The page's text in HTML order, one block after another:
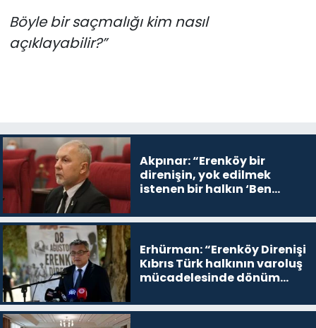
Böyle bir saçmalığı kim nasıl
açıklayabilir?”
Akpınar: “Erenköy bir
direnişin, yok edilmek
istenen bir halkın ‘Ben
devam edeceğim’ dediği
Erhürman: “Erenköy Direnişi
Kıbrıs Türk halkının varoluş
mücadelesinde dönüm